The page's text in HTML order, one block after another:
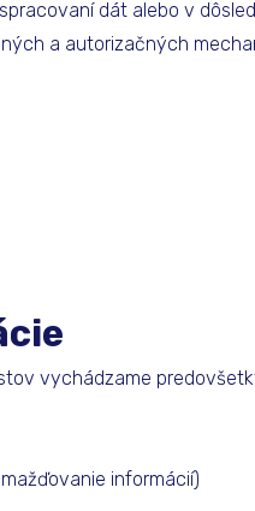
dát alebo v
a autorizačných
vychádzame
informácií)